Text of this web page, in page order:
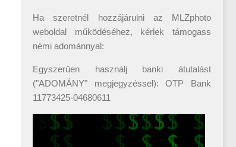
Ha szeretnél hozzájárulni az MLZphoto
weboldal működéséhez, kérlek támogass
némi adománnyal:
Egyszerűen használj banki átutalást
("ADOMÁNY" megjegyzéssel): OTP Bank
11773425-04680611